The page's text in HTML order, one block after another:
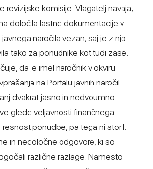
revizijske komisije. Vlagatelj navaja,
določila lastne dokumentacije v
naročila vezan, saj je z njo
tako za ponudnike kot tudi zase.
da je imel naročnik v okviru
na Portalu javnih naročil
dvakrat jasno in nedvoumno
glede veljavnosti finančnega
resnost ponudbe, pa tega ni storil.
in nedoločne odgovore, ki so
različne razlage. Namesto